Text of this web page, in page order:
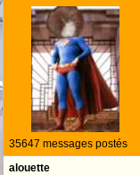
35647 messages postés
alouette